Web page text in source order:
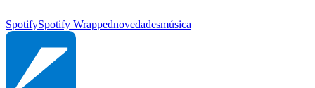
SpotifySpotify Wrappednovedadesmúsica